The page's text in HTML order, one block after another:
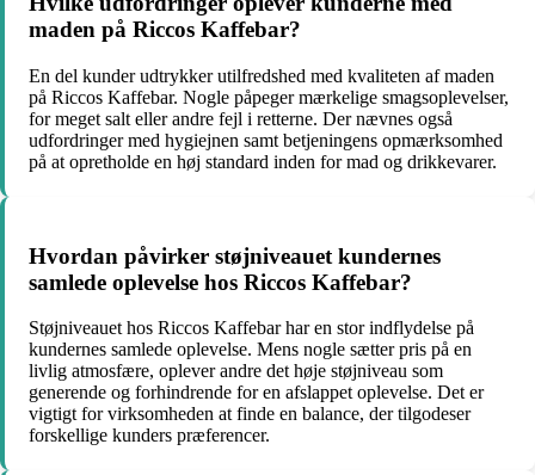
maden på Riccos Kaffebar?
En del kunder udtrykker utilfredshed med kvaliteten af maden
på Riccos Kaffebar. Nogle påpeger mærkelige smagsoplevelser,
for meget salt eller andre fejl i retterne. Der nævnes også
udfordringer med hygiejnen samt betjeningens opmærksomhed
på at opretholde en høj standard inden for mad og drikkevarer.
Hvordan påvirker støjniveauet kundernes
samlede oplevelse hos Riccos Kaffebar?
Støjniveauet hos Riccos Kaffebar har en stor indflydelse på
kundernes samlede oplevelse. Mens nogle sætter pris på en
livlig atmosfære, oplever andre det høje støjniveau som
generende og forhindrende for en afslappet oplevelse. Det er
vigtigt for virksomheden at finde en balance, der tilgodeser
forskellige kunders præferencer.